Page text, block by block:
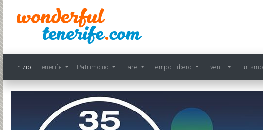
Inizio Tenerife Patrimonio Fare Tempo Libero Eventi Turismo